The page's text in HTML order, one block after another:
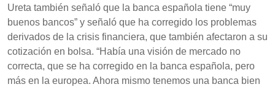
Ureta también señaló que la banca española tiene “muy
buenos bancos” y señaló que ha corregido los problemas
derivados de la crisis financiera, que también afectaron a su
cotización en bolsa. “Había una visión de mercado no
correcta, que se ha corregido en la banca española, pero
más en la europea. Ahora mismo tenemos una banca bien